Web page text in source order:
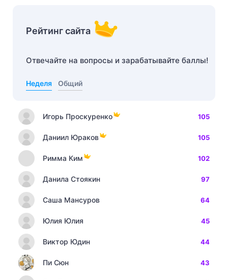
Рейтинг сайта
Отвечайте на вопросы и зарабатывайте баллы!
Неделя Общий
Игорь Проскуренко 105
Даниил Юраков 105
Римма Ким 102
Данила Стоякин 97
Саша Мансуров 64
Юлия Юлия 45
Виктор Юдин 44
Пи Сюн 43